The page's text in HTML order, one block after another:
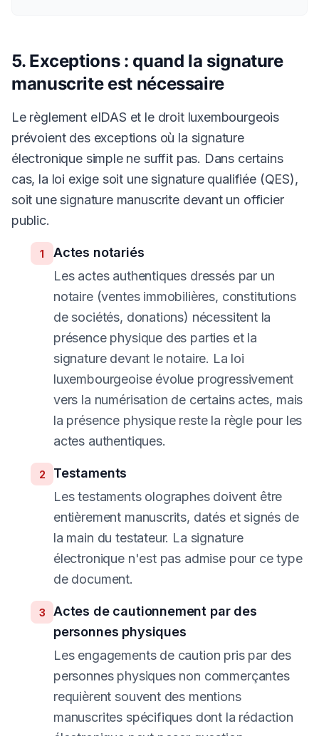
5. Exceptions : quand la signature
manuscrite est nécessaire
Le règlement eIDAS et le droit luxembourgeois
prévoient des exceptions où la signature
électronique simple ne suffit pas. Dans certains
cas, la loi exige soit une signature qualifiée (QES),
soit une signature manuscrite devant un officier
public.
1
Actes notariés
Les actes authentiques dressés par un
notaire (ventes immobilières, constitutions
de sociétés, donations) nécessitent la
présence physique des parties et la
signature devant le notaire. La loi
luxembourgeoise évolue progressivement
vers la numérisation de certains actes, mais
la présence physique reste la règle pour les
actes authentiques.
2
Testaments
Les testaments olographes doivent être
entièrement manuscrits, datés et signés de
la main du testateur. La signature
électronique n'est pas admise pour ce type
de document.
3
Actes de cautionnement par des
personnes physiques
Les engagements de caution pris par des
personnes physiques non commerçantes
requièrent souvent des mentions
manuscrites spécifiques dont la rédaction